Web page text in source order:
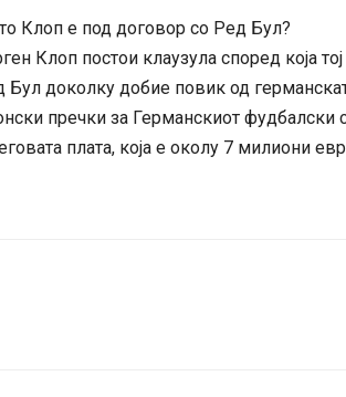
Клоп е под договор со Ред Бул?
Клоп постои клаузула според која
Бул доколку добие повик од
пречки за Германскиот фудбалски
плата, која е околу 7 милиони